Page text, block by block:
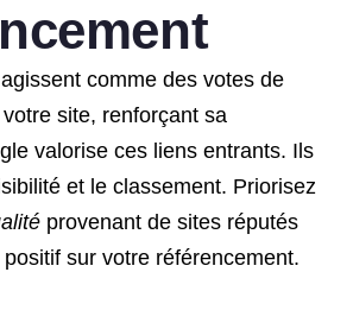
comme des votes de
site, renforçant sa
valorise ces liens entrants. Ils
et le classement. Priorisez
provenant de sites réputés
sur votre référencement.